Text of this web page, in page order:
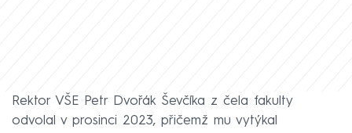
Rektor VŠE Petr Dvořák Ševčíka z čela fakulty
odvolal v prosinci 2023, přičemž mu vytýkal